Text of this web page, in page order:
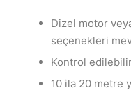
Dizel motor
seçenekleri
Kontrol
10 ila 20 metre